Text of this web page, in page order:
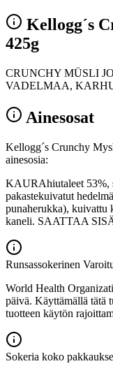
Kellogg´s
425g
CRUNCHY MÜSLI
VADELMAA,
Ainesosat
Kellogg´s Crunchy
ainesosia:
KAURAhiutaleet
pakastekuivatut
punaherukka),
kaneli. SAATTAA
Runsassokerinen
World Health
päivä. Käyttämällä tätä
tuotteen käytön
Sokeria koko